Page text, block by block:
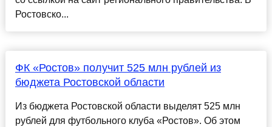
Ростовско...
ФК «Ростов» получит 525 млн рублей из
бюджета Ростовской области
Из бюджета Ростовской области выделят 525 млн
рублей для футбольного клуба «Ростов». Об этом